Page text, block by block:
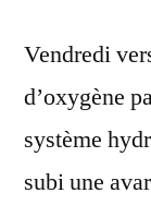
Vendredi
d’oxygène
système
subi une